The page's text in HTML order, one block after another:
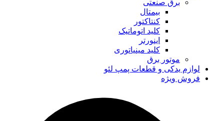
برق صنعتی
بیمتال
کنتاکتور
کلید اتوماتیک
اینورتر
کلید مینیاتوری
موتور برق
لوازم یدکی و قطعات پمپ لئو
فروش ویژه